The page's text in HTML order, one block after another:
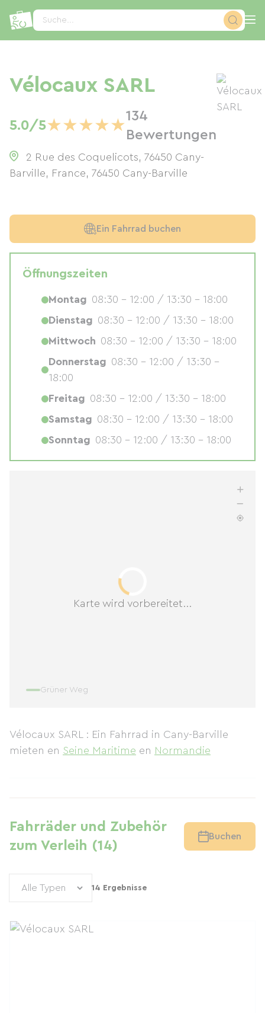
Suche...
Vélocaux SARL
5.0/5★★★★★
134
Bewertungen
2 Rue des Coquelicots, 76450 Cany-
Barville, France, 76450 Cany-Barville
Karte wird vorbereitet...
Grüner Weg
Vélocaux SARL : Ein Fahrrad in Cany-Barville
mieten en Seine Maritime en Normandie
Fahrräder und Zubehör
zum Verleih (14)
Buchen
14 Ergebnisse
Ein Fahrrad buchen
Öffnungszeiten
Montag 08:30 - 12:00 / 13:30 - 18:00
Dienstag 08:30 - 12:00 / 13:30 - 18:00
Mittwoch 08:30 - 12:00 / 13:30 - 18:00
Donnerstag 08:30 - 12:00 / 13:30 -
18:00
Freitag 08:30 - 12:00 / 13:30 - 18:00
Samstag 08:30 - 12:00 / 13:30 - 18:00
Sonntag 08:30 - 12:00 / 13:30 - 18:00
Cookie-Einstellungen